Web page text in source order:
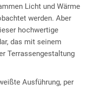
Licht und Wärme
werden. Aber
hochwertige
das mit seinem
Terrassengestaltung
Ausführung, per